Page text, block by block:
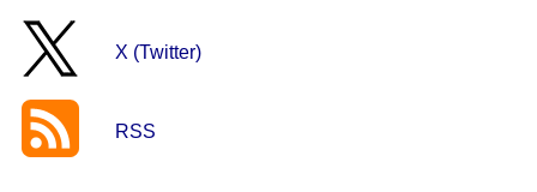
X (Twitter)
RSS